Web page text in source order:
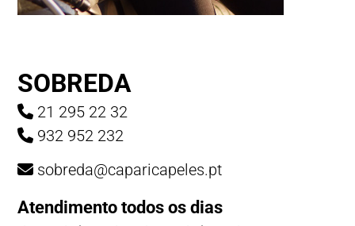
SOBREDA
21 295 22 32
932 952 232
sobreda@caparicapeles.pt
Atendimento todos os dias